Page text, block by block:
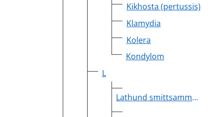
Kikhosta (pertussis)
Klamydia
Kolera
Kondylom
L
Lathund smittsamma sjukdomar inom slutenvården